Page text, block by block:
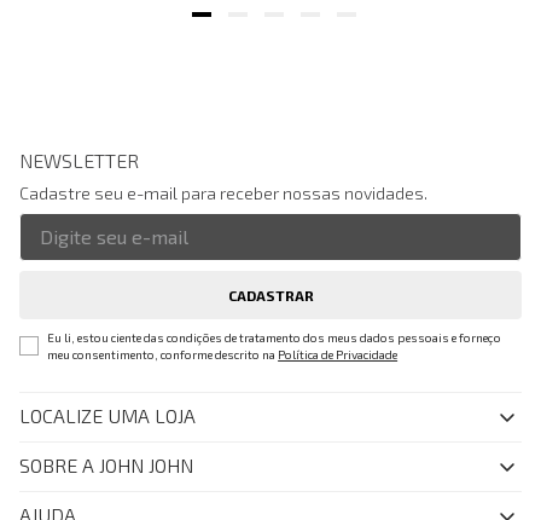
NEWSLETTER
Cadastre seu e-mail para receber nossas novidades.
CADASTRAR
Eu li, estou ciente das condições de tratamento dos meus dados pessoais e forneço
meu consentimento, conforme descrito na Política de Privacidade
LOCALIZE UMA LOJA
SOBRE A JOHN JOHN
Quem Somos
AJUDA